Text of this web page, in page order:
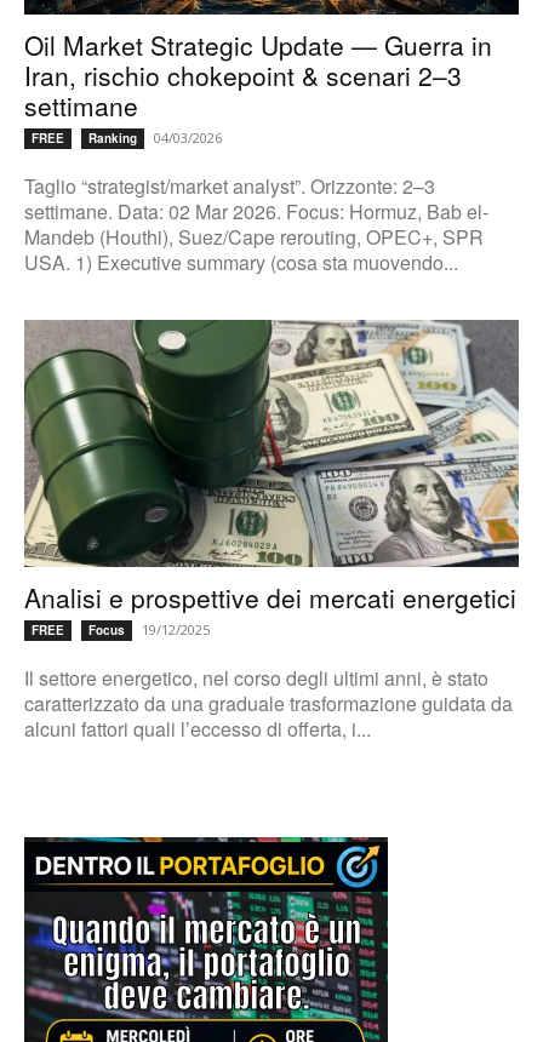
Oil Market Strategic Update — Guerra in
Iran, rischio chokepoint & scenari 2–3
settimane
FREE Ranking 04/03/2026
Taglio “strategist/market analyst”. Orizzonte: 2–3
settimane. Data: 02 Mar 2026. Focus: Hormuz, Bab el-
Mandeb (Houthi), Suez/Cape rerouting, OPEC+, SPR
USA. 1) Executive summary (cosa sta muovendo...
Analisi e prospettive dei mercati energetici
FREE Focus 19/12/2025
Il settore energetico, nel corso degli ultimi anni, è stato
caratterizzato da una graduale trasformazione guidata da
alcuni fattori quali l’eccesso di offerta, i...